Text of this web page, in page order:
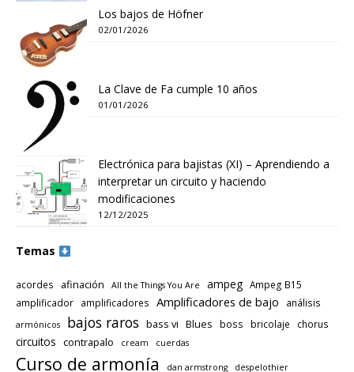
Los bajos de Höfner
02/01/2026
La Clave de Fa cumple 10 años
01/01/2026
Electrónica para bajistas (XI) – Aprendiendo a
interpretar un circuito y haciendo
modificaciones
12/12/2025
Temas
acordes afinación All the Things You Are ampeg Ampeg B15
amplificador
amplificadores Amplificadores de bajo análisis
armónicos bajos raros bass vi Blues boss bricolaje chorus
circuitos contrapalo cream cuerdas
Curso de armonía dan armstrong
despelothier